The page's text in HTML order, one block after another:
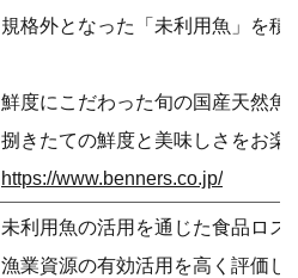
規格外となった「未利用魚」を積
鮮度にこだわった旬の国産天然魚
捌きたての鮮度と美味しさをお楽
https://www.benners.co.jp/
未利用魚の活用を通じた食品ロス
漁業資源の有効活用を高く評価し